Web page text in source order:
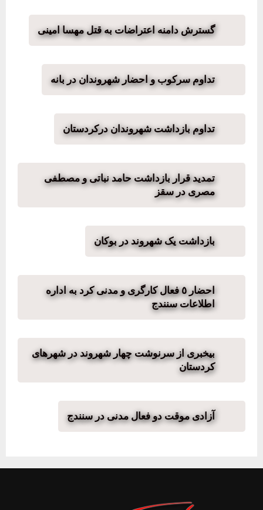
گسترش دامنه اعتراضات به قتل مهسا امینی
تداوم سرکوب و احضار شهروندان در بانه
تداوم بازداشت شهروندان درکردستان
تمدید قرار بازداشت حامد نباتی و مصطفی
مصری در سقز
بازداشت یک شهروند در بوکان
احضار ٥ فعال کارگری و مدنی کرد به اداره
اطلاعات سنندج
بیخبری از سرنوشت چهار شهروند در شهرهای
کردستان
آزادی موقت دو فعال مدنی در سنندج